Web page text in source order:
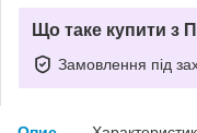
Що таке купити з
Замовлення під